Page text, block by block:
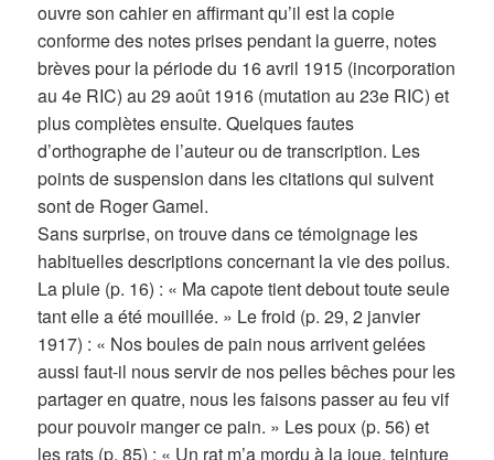
ouvre son cahier en affirmant qu’il est la copie
conforme des notes prises pendant la guerre, notes
brèves pour la période du 16 avril 1915 (incorporation
au 4e RIC) au 29 août 1916 (mutation au 23e RIC) et
plus complètes ensuite. Quelques fautes
d’orthographe de l’auteur ou de transcription. Les
points de suspension dans les citations qui suivent
sont de Roger Gamel.
Sans surprise, on trouve dans ce témoignage les
habituelles descriptions concernant la vie des poilus.
La pluie (p. 16) : « Ma capote tient debout toute seule
tant elle a été mouillée. » Le froid (p. 29, 2 janvier
1917) : « Nos boules de pain nous arrivent gelées
aussi faut-il nous servir de nos pelles bêches pour les
partager en quatre, nous les faisons passer au feu vif
pour pouvoir manger ce pain. » Les poux (p. 56) et
les rats (p. 85) : « Un rat m’a mordu à la joue, teinture